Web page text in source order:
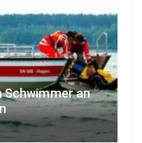
Schwimmer an